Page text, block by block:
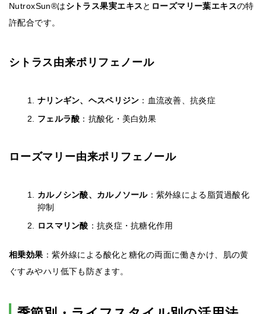
NutroxSun®はシトラス果実エキスと ローズマリー葉エキスの特
許配合です。
シトラス由来ポリフェノール
ナリンギン、ヘスペリジン ：血流改善、抗炎症
フェルラ酸 ：抗酸化・美白効果
ローズマリー由来ポリフェノール
カルノシン酸、カルノソール：紫外線による脂質過酸化
抑制
ロスマリン酸 ：抗炎症・抗糖化作用
相乗効果 ：紫外線による酸化と糖化の両面に働きかけ、肌の黄
ぐすみやハリ低下も防ぎます。